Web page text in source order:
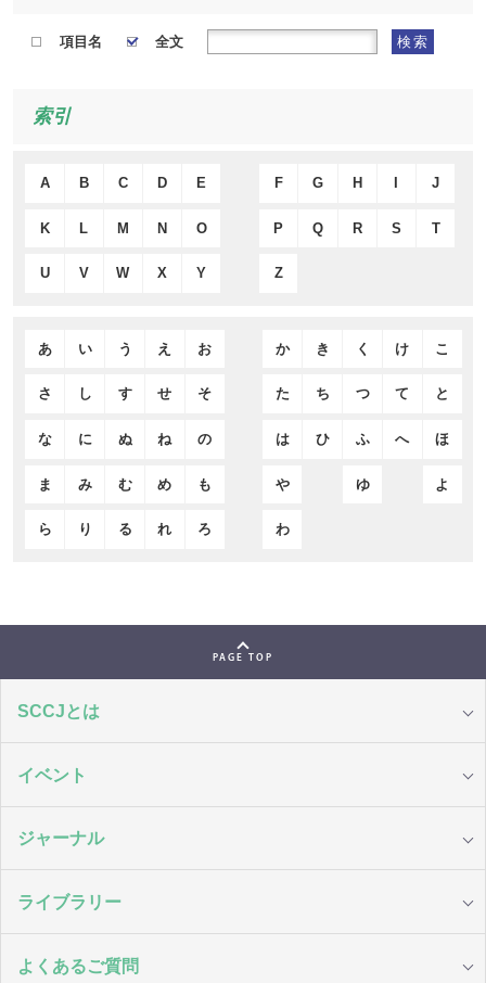
項目名 全文 検索
索引
A B C D E F G H J
K L M N O P Q R S T
U V W X Y Z
あ い う え お か き く け こ
さ し す せ そ た ち つ て と
な に ぬ ね の は ひ ふ へ ほ
ま み む め も や ゆ よ
ら り る れ ろ わ
PAGE TOP
SCCJとは
イベント
ジャーナル
ライブラリー
よくあるご質問